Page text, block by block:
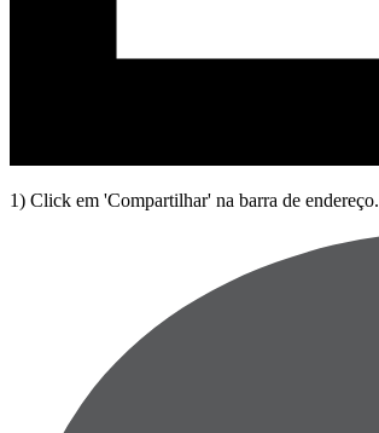
1) Click em 'Compartilhar' na barra de endereço.